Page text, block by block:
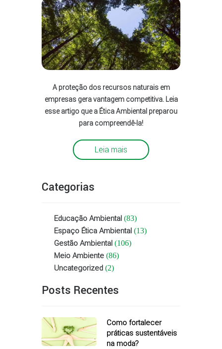
A proteção dos recursos naturais em
empresas gera vantagem competitiva. Leia
esse artigo que a Ética Ambiental preparou
para compreendê-la!
Leia mais
Categorias
Educação Ambiental (83)
Espaço Ética Ambiental (13)
Gestão Ambiental (106)
Meio Ambiente (86)
Uncategorized (2)
Posts Recentes
Como fortalecer
práticas sustentáveis
na moda?